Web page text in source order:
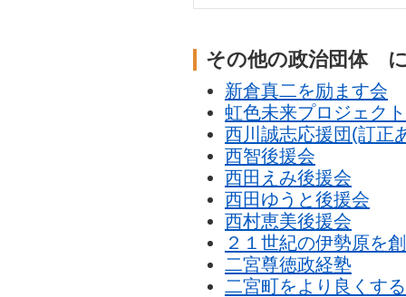
その他の政治団体
新倉真二を励ます会
虹色未来プロジェクト
西川誠志応援団(訂正
西智後援会
西田えみ後援会
西田ゆうと後援会
西村恵美後援会
２１世紀の伊勢原を
二宮尊徳政経塾
二宮町をより良くす